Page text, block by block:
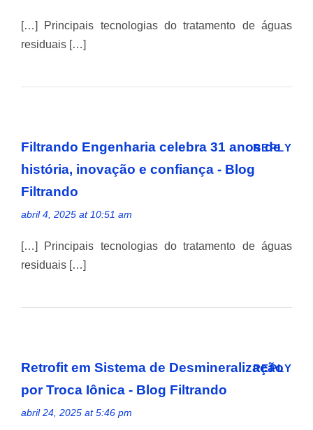
[…] Principais tecnologias do tratamento de águas
residuais […]
Filtrando Engenharia celebra 31 anos de
história, inovação e confiança - Blog
Filtrando
abril 4, 2025 at 10:51 am
REPLY
[…] Principais tecnologias do tratamento de águas
residuais […]
Retrofit em Sistema de Desmineralização
por Troca Iônica - Blog Filtrando
abril 24, 2025 at 5:46 pm
REPLY